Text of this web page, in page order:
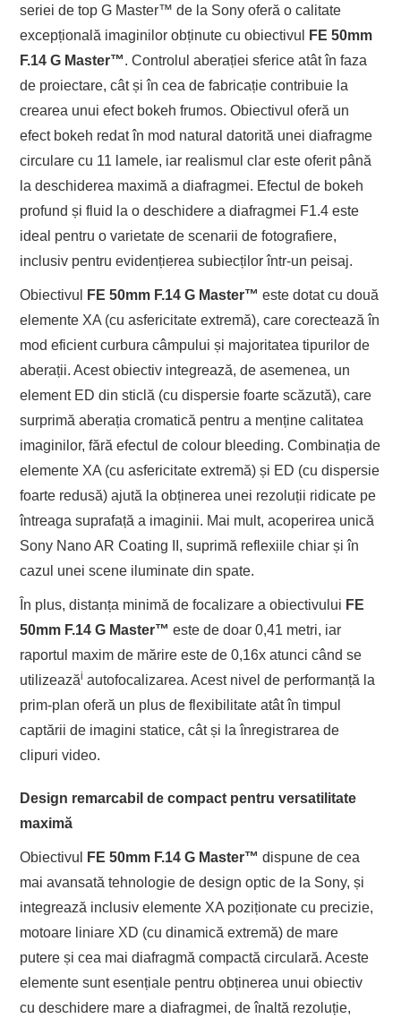
seriei de top G Master™ de la Sony oferă o calitate
excepțională imaginilor obținute cu obiectivul
FE 50mm
F.14 G Master™. Controlul aberației sferice atât în faza
de proiectare, cât și în cea de fabricație contribuie la
crearea unui efect bokeh frumos. Obiectivul oferă un
efect bokeh redat în mod natural datorită unei diafragme
circulare cu 11 lamele, iar realismul clar este oferit până
la deschiderea maximă a diafragmei. Efectul de bokeh
profund și fluid la o deschidere a diafragmei F1.4 este
ideal pentru o varietate de scenarii de fotografiere,
inclusiv pentru evidențierea subiecților într-un peisaj.
Obiectivul FE 50mm F.14 G Master™ este dotat cu două
elemente XA (cu asfericitate extremă), care corectează în
mod eficient curbura câmpului și majoritatea tipurilor de
aberații. Acest obiectiv integrează, de asemenea, un
element ED din sticlă (cu dispersie foarte scăzută), care
surprimă aberația cromatică pentru a menține calitatea
imaginilor, fără efectul de colour bleeding. Combinația de
elemente XA (cu asfericitate extremă) și ED (cu dispersie
foarte redusă) ajută la obținerea unei rezoluții ridicate pe
întreaga suprafață a imaginii. Mai mult, acoperirea unică
Sony Nano AR Coating II, suprimă reflexiile chiar și în
cazul unei scene iluminate din spate.
În plus, distanța minimă de focalizare a obiectivului FE
50mm F.14 G Master™ este de doar 0,41 metri, iar
raportul maxim de mărire este de 0,16x atunci când se
utilizeazăi autofocalizarea. Acest nivel de performanță la
prim-plan oferă un plus de flexibilitate atât în timpul
captării de imagini statice, cât și la înregistrarea de
clipuri video.
Design remarcabil de compact pentru versatilitate
maximă
Obiectivul FE 50mm F.14 G Master™ dispune de cea
mai avansată tehnologie de design optic de la Sony, și
integrează inclusiv elemente XA poziționate cu precizie,
motoare liniare XD (cu dinamică extremă) de mare
putere și cea mai diafragmă compactă circulară. Aceste
elemente sunt esențiale pentru obținerea unui obiectiv
cu deschidere mare a diafragmei, de înaltă rezoluție,